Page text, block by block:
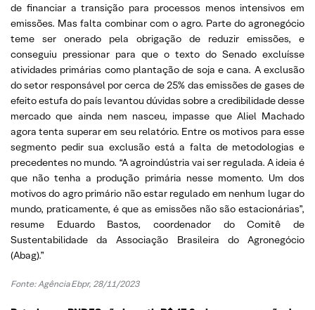
de financiar a transição para processos menos intensivos em
emissões. Mas falta combinar com o agro. Parte do agronegócio
teme ser onerado pela obrigação de reduzir emissões, e
conseguiu pressionar para que o texto do Senado excluísse
atividades primárias como plantação de soja e cana. A exclusão
do setor responsável por cerca de 25% das emissões de gases de
efeito estufa do país levantou dúvidas sobre a credibilidade desse
mercado que ainda nem nasceu, impasse que Aliel Machado
agora tenta superar em seu relatório. Entre os motivos para esse
segmento pedir sua exclusão está a falta de metodologias e
precedentes no mundo. “A agroindústria vai ser regulada. A ideia é
que não tenha a produção primária nesse momento. Um dos
motivos do agro primário não estar regulado em nenhum lugar do
mundo, praticamente, é que as emissões não são estacionárias”,
resume Eduardo Bastos, coordenador do Comitê de
Sustentabilidade da Associação Brasileira do Agronegócio
(Abag).”
Fonte: Agência Ebpr, 28/11/2023